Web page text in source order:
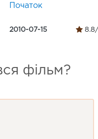
Початок
2010-07-15 8.8/
фільм?